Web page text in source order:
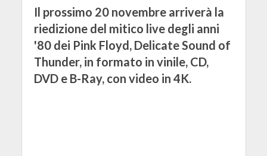
Il prossimo 20 novembre arriverà la
riedizione del mitico live degli anni
'80 dei Pink Floyd, Delicate Sound of
Thunder, in formato in vinile, CD,
DVD e B-Ray, con video in 4K.